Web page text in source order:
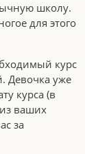
школу.
для этого
курс
Девочка уже
курса (в
ваших
за